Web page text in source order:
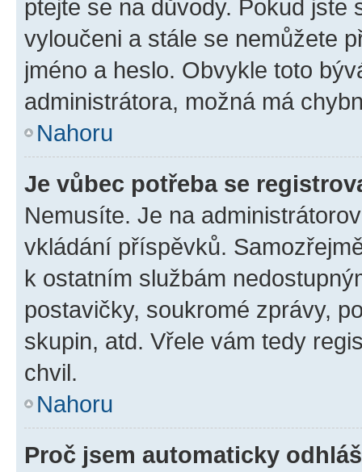
ptejte se na důvody. Pokud jste
vyloučeni a stále se nemůžete
jméno a heslo. Obvykle toto
administrátora, možná má
Nahoru
Je vůbec potřeba se
Nemusíte. Je na
vkládání příspěvků.
k ostatním službám
postavičky, soukromé zprávy,
skupin, atd. Vřele vám tedy
chvil.
Nahoru
Proč jsem automaticky